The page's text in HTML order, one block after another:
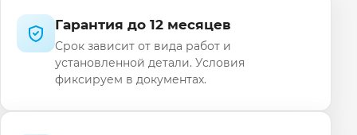
Гарантия до 12 месяцев
Срок зависит от вида работ и
установленной детали. Условия
фиксируем в документах.